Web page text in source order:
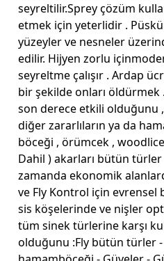
seyreltilir.Sprey çözüm
etmek için yeterlidir .
yüzeyler ve nesneler
edilir. Hijyen zorlu
seyreltme çalışır . Ardap
bir şekilde onları
son derece etkili olduğunu
diğer zararlıların ya da
böceği , örümcek ,
Dahil ) akarları bütün
zamanda ekonomik
ve Fly Kontrol için
sis köşelerinde ve nişler
tüm sinek türlerine karşı
olduğunu :Fly bütün türler -